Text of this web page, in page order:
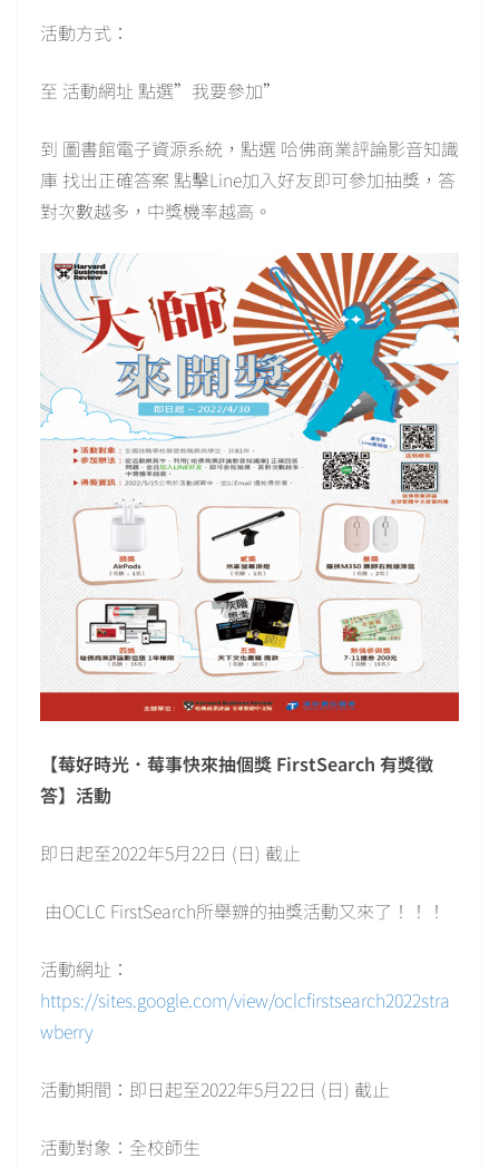
活動方式：
至 活動網址 點選”我要參加”
到 圖書館電子資源系統，點選 哈佛商業評論影音知識
庫 找出正確答案 點擊Line加入好友即可參加抽獎，答
對次數越多，中獎機率越高。
【莓好時光．莓事快來抽個獎 FirstSearch 有獎徵
答】活動
即日起至2022年5月22日 (日) 截止
由OCLC FirstSearch所舉辧的抽獎活動又來了！！！
活動網址：
https://sites.google.com/view/oclcfirstsearch2022stra
wberry
活動期間：即日起至2022年5月22日 (日) 截止
活動對象：全校師生